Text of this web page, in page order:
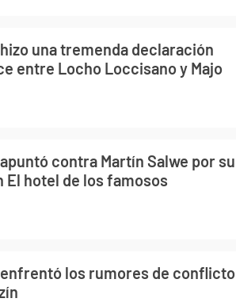
una tremenda declaración
entre Locho Loccisano y Majo
contra Martín Salwe por su
El hotel de los famosos
los rumores de conflicto